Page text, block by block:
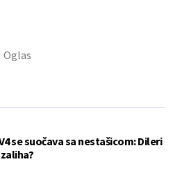
se suočava sa nestašicom: Dileri